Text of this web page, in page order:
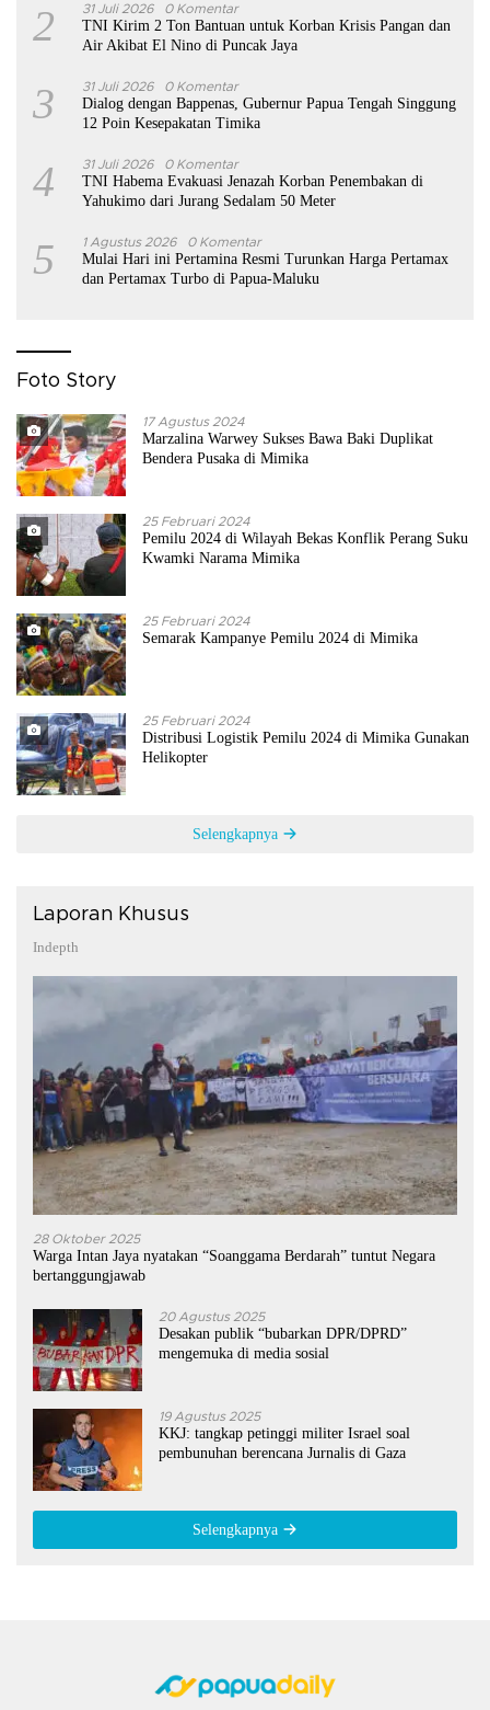
2 31 Juli 2026 0 Komentar
TNI Kirim 2 Ton Bantuan untuk Korban Krisis Pangan dan
Air Akibat El Nino di Puncak Jaya
3 31 Juli 2026 0 Komentar
Dialog dengan Bappenas, Gubernur Papua Tengah Singgung
12 Poin Kesepakatan Timika
4 31 Juli 2026 0 Komentar
TNI Habema Evakuasi Jenazah Korban Penembakan di
Yahukimo dari Jurang Sedalam 50 Meter
5 1 Agustus 2026 0 Komentar
Mulai Hari ini Pertamina Resmi Turunkan Harga Pertamax
dan Pertamax Turbo di Papua-Maluku
Foto Story
17 Agustus 2024
Marzalina Warwey Sukses Bawa Baki Duplikat
Bendera Pusaka di Mimika
25 Februari 2024
Pemilu 2024 di Wilayah Bekas Konflik Perang Suku
Kwamki Narama Mimika
25 Februari 2024
Semarak Kampanye Pemilu 2024 di Mimika
25 Februari 2024
Distribusi Logistik Pemilu 2024 di Mimika Gunakan
Helikopter
Selengkapnya
Laporan Khusus
Indepth
28 Oktober 2025
Warga Intan Jaya nyatakan “Soanggama Berdarah” tuntut Negara
bertanggungjawab
20 Agustus 2025
Desakan publik “bubarkan DPR/DPRD”
mengemuka di media sosial
19 Agustus 2025
KKJ: tangkap petinggi militer Israel soal
pembunuhan berencana Jurnalis di Gaza
Selengkapnya